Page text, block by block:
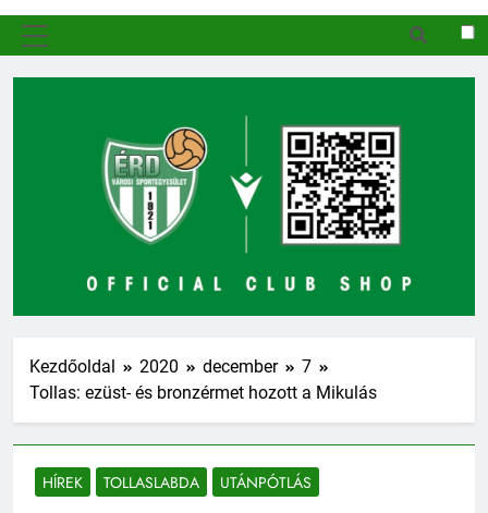
Kezdőoldal 2020 december
7
Tollas: ezüst- és bronzérmet hozott a Mikulás
HÍREK TOLLASLABDA UTÁNPÓTLÁS